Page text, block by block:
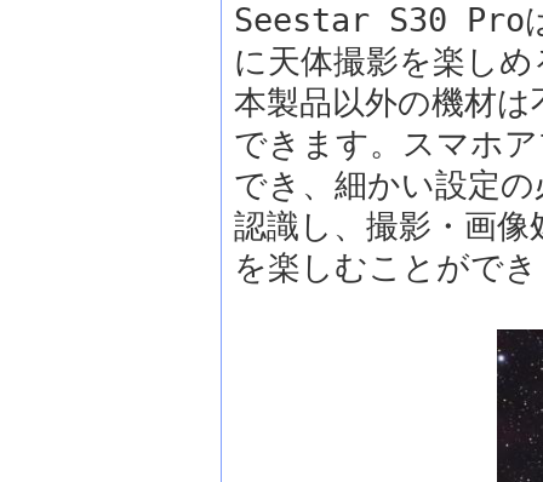
Seestar S30 Proは
に天体撮影を楽し
本製品以外の機材
できます。スマホ
でき、細かい設定
認識し、撮影・画
を楽しむことがで